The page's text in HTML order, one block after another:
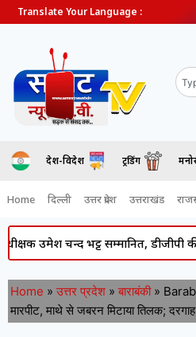
Translate Your Language :
देश-विदेश ट्रेंडिंग
Home दिल्ली उत्तर प्रदेश उत्तराखंड
भट्ट सम्मानित, डीजीपी की ओर से मिला
Home » उत्तर प्रदेश » बाराबंकी »
मारपीट, माथे से जबरन मिटाया तिलक;